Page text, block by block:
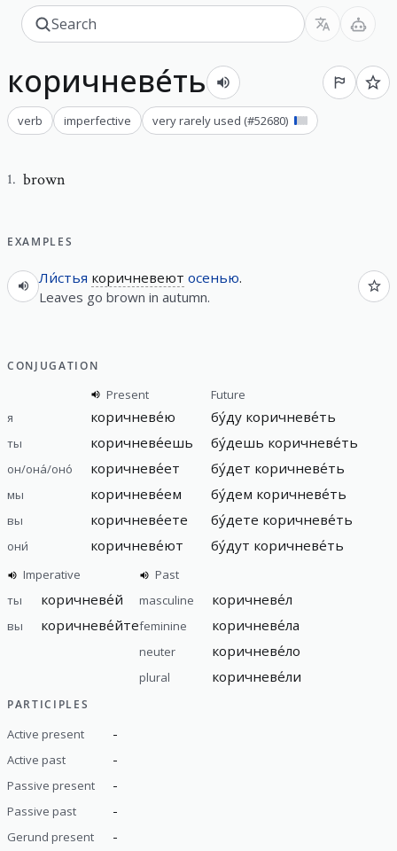
коричневе́ть
verb imperfective very rarely used (#52680)
1. brown
EXAMPLES
Ли́стья коричневеют осенью.
Leaves go brown in autumn.
CONJUGATION
Present
Future
я
коричневе́ю бу́ду коричневе́ть
ты коричневе́ешь бу́дешь коричневе́ть
он/она́/оно́ коричневе́ет бу́дет коричневе́ть
мы коричневе́ем бу́дем коричневе́ть
вы коричневе́ете бу́дете коричневе́ть
они́ коричневе́ют бу́дут коричневе́ть
Imperative
ты
коричневе́й
вы коричневе́йте
Past
masculine
коричневе́л
feminine коричневе́ла
neuter коричневе́ло
plural коричневе́ли
PARTICIPLES
Active present -
Active past -
Passive present -
Passive past -
Gerund present -